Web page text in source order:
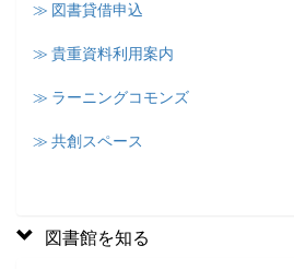
≫ 図書貸借申込
≫ 貴重資料利用案内
≫ ラーニングコモンズ
≫ 共創スペース
図書館を知る